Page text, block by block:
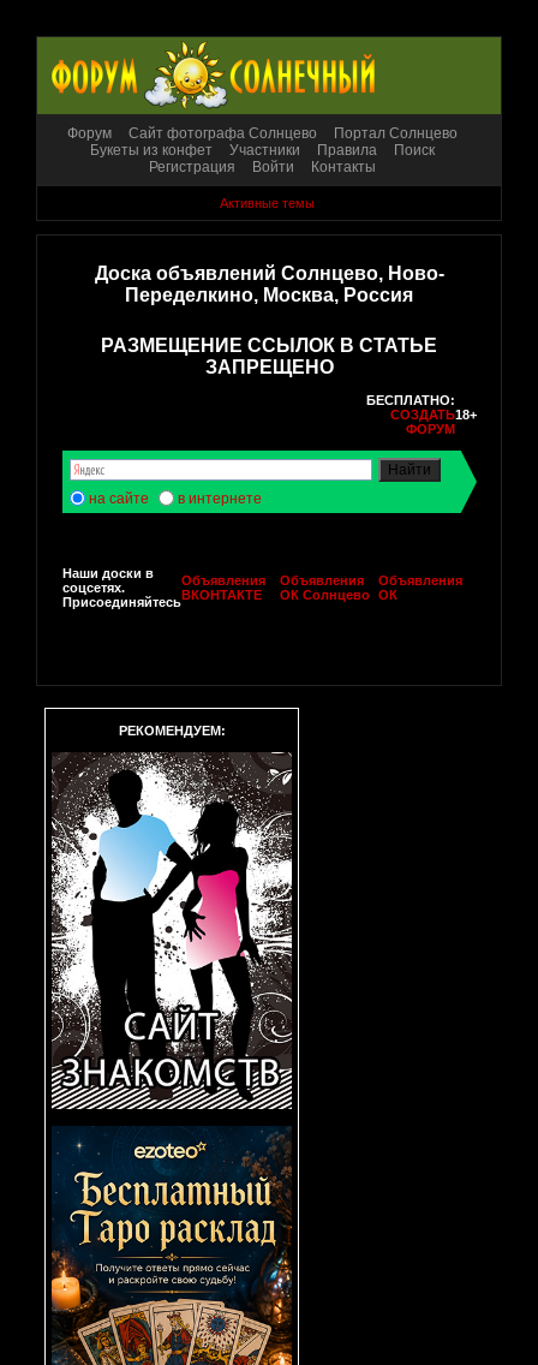
Форум Сайт фотографа Солнцево
Портал Солнцево
Букеты из конфет
Участники Правила
Поиск
Регистрация
Войти Контакты
Активные темы
Доска объявлений Солнцево, Ново-
Переделкино, Москва, Россия
РАЗМЕЩЕНИЕ ССЫЛОК В СТАТЬЕ
ЗАПРЕЩЕНО
БЕСПЛАТНО:
СОЗДАТЬ
ФОРУМ
18+
на сайте в интернете
Наши доски в
соцсетях.
Присоединяйтесь
Объявления
ВКОНТАКТЕ
Объявления
ОК Солнцево
Объявления
ОК
РЕКОМЕНДУЕМ: